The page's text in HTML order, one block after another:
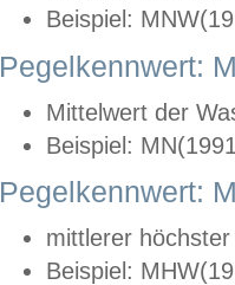
Beispiel:
Pegelkennwert:
Mittelwert der
Beispiel:
Pegelkennwert:
mittlerer
Beispiel: